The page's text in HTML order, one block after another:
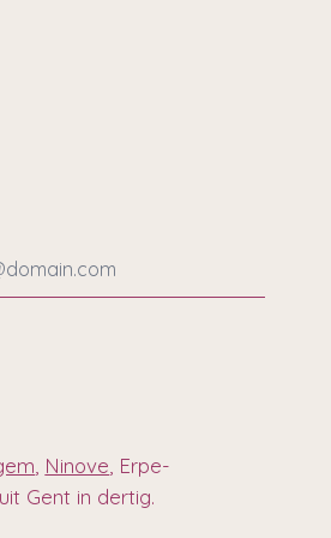
Ninove , Erpe-
Gent in dertig.